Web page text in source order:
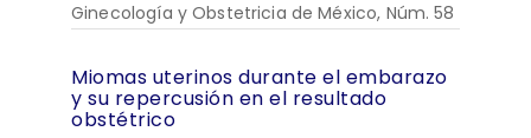
Ginecología y Obstetricia de México, Núm. 58
Miomas uterinos durante el embarazo
y su repercusión en el resultado
obstétrico